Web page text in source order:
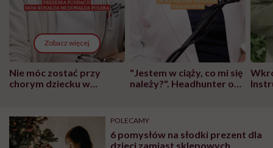
Zobacz więcej
Nie móc zostać przy
chorym dziecku w
może chyba tylko
głupota i brak
wyobraźni"
"Jestem w ciąży, co mi się
należy?". Headhunter o
pracy
POLECAMY
6 pomysłów na słodki prezent dla
dzieci zamiast sklepowych